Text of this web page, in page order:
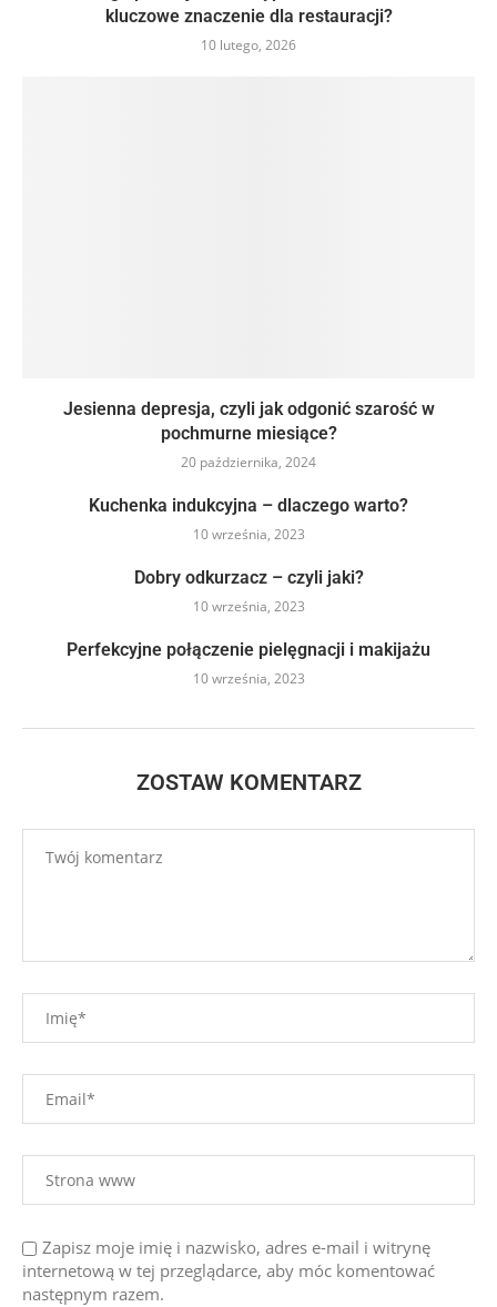
kluczowe znaczenie dla restauracji?
10 lutego, 2026
Jesienna depresja, czyli jak odgonić szarość w
pochmurne miesiące?
20 października, 2024
Kuchenka indukcyjna – dlaczego warto?
10 września, 2023
Dobry odkurzacz – czyli jaki?
10 września, 2023
Perfekcyjne połączenie pielęgnacji i makijażu
10 września, 2023
ZOSTAW KOMENTARZ
Zapisz moje imię i nazwisko, adres e-mail i witrynę
internetową w tej przeglądarce, aby móc komentować
następnym razem.